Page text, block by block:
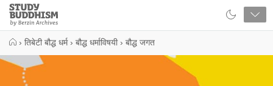
Close
Study
Buddhism
Home
› तिबेटी बौद्ध धर्म › बौद्ध धर्माविषयी › बौद्ध जगत